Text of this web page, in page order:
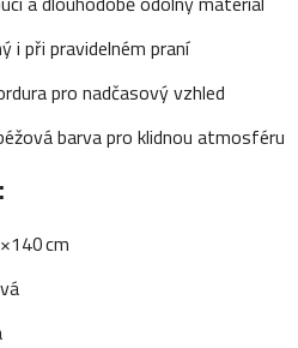
i při pravidelném praní
pro nadčasový vzhled
barva pro klidnou atmosféru
cm